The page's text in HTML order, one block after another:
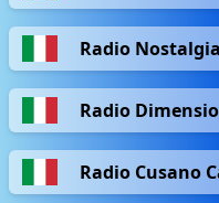
Radio
Radio
Radio Cusano